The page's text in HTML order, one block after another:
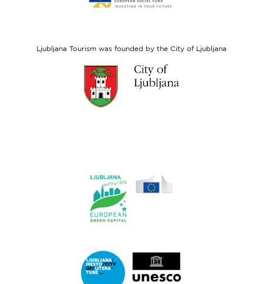
website
Ljubljana Tourism was founded by the City of Ljubljana
website
Ljubljana.si
-